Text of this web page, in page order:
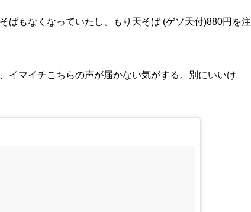
ばもなくなっていたし、もり天そば (ゲソ天付)880円を注
イマイチこちらの声が届かない気がする。別にいいけ